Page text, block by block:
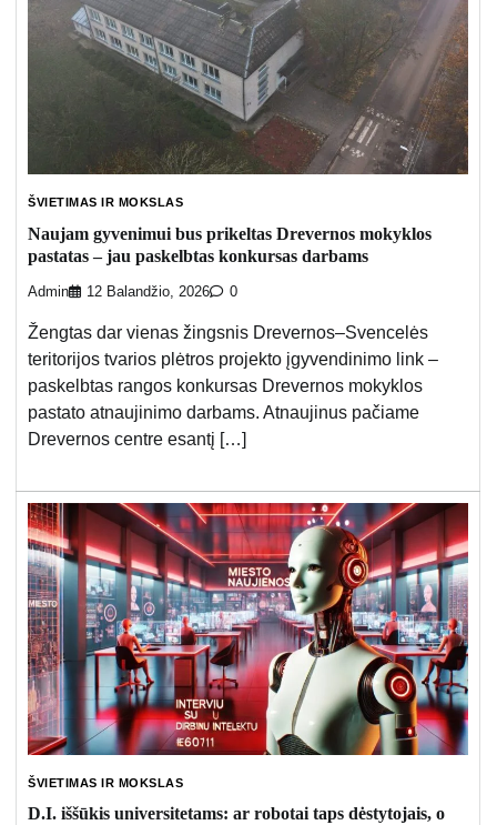
ŠVIETIMAS IR MOKSLAS
Naujam gyvenimui bus prikeltas Drevernos mokyklos
pastatas – jau paskelbtas konkursas darbams
Admin 12 Balandžio, 2026 0
Žengtas dar vienas žingsnis Drevernos–Svencelės
teritorijos tvarios plėtros projekto įgyvendinimo link –
paskelbtas rangos konkursas Drevernos mokyklos
pastato atnaujinimo darbams. Atnaujinus pačiame
Drevernos centre esantį […]
ŠVIETIMAS IR MOKSLAS
D.I. iššūkis universitetams: ar robotai taps dėstytojais, o